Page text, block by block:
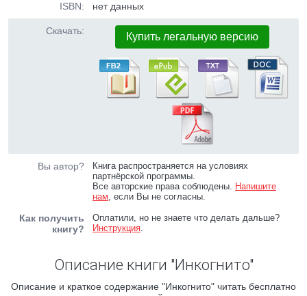
ISBN: нет данных
Скачать: Купить легальную версию
Вы автор?
Книга распространяется на условиях
партнёрской программы.
Все авторские права соблюдены. Напишите
нам, если Вы не согласны.
Как получить
книгу?
Оплатили, но не знаете что делать дальше?
Инструкция.
Описание книги "Инкогнито"
Описание и краткое содержание "Инкогнито" читать бесплатно